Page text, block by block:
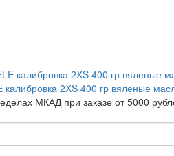
2XS 400 гр вяленые
МКАД при заказе от 5000